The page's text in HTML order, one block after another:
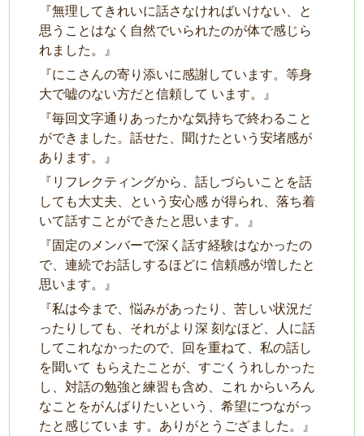
『無理してきれいに話さなければいけない、と
思うことはなく⾃然でいられたのが体で感じら
れました。』
『にこさんの寄り添いに感謝しています。等⾝
⼤で嘘のない⽅だと信頼して います。』
『毎回⽂字通りあったかな気持ちで終わること
ができました。話せた、聞けたという安堵感が
あります。』
『リフレクティングから、話しづらいことを話
しても⼤丈夫、という安⼼感 が得られ、落ち着
いて話すことができたと思います。』
『固定のメンバーで深く話す経験はなかったの
で、連続でお話しするほどに 信頼感が増したと
思います。』
『私は今まで、悩みがあったり、苦しい状況だ
ったりしても、それがより深 刻なほど、⼈に話
してこれなかったので、回を重ねて、私の話し
を聞いて もらえたことが、すごくうれしかった
し、対話の勉強と練習も含め、これ からいろん
なことをがんばりたいという、希望につながっ
たと感じていま す。ありがとうござました。』